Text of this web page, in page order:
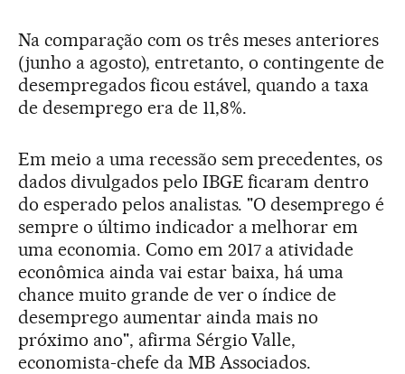
Na comparação com os três meses anteriores
(junho a agosto), entretanto, o contingente de
desempregados ficou estável, quando a taxa
de desemprego era de 11,8%.
Em meio a uma recessão sem precedentes, os
dados divulgados pelo IBGE ficaram dentro
do esperado pelos analistas. "O desemprego é
sempre o último indicador a melhorar em
uma economia. Como em 2017 a atividade
econômica ainda vai estar baixa, há uma
chance muito grande de ver o índice de
desemprego aumentar ainda mais no
próximo ano", afirma Sérgio Valle,
economista-chefe da MB Associados.